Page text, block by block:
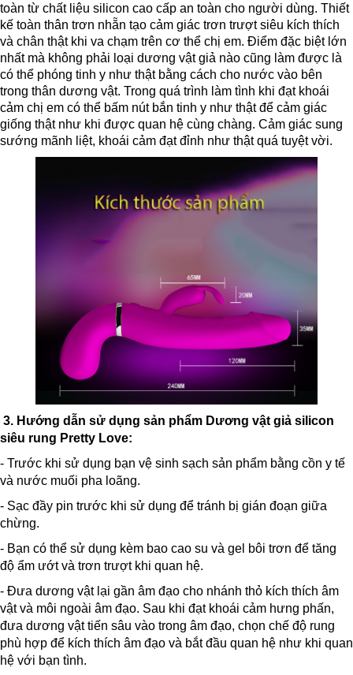
toàn từ chất liệu silicon cao cấp an toàn cho người dùng. Thiết
kế toàn thân trơn nhẵn tạo cảm giác trơn trượt siêu kích thích
và chân thật khi va chạm trên cơ thể chị em. Điểm đặc biệt lớn
nhất mà không phải loại dương vật giả nào cũng làm được là
có thể phóng tinh y như thật bằng cách cho nước vào bên
trong thân dương vật. Trong quá trình làm tình khi đạt khoái
cảm chị em có thể bấm nút bắn tinh y như thật để cảm giác
giống thật như khi được quan hệ cùng chàng. Cảm giác sung
sướng mãnh liệt, khoái cảm đạt đỉnh như thật quá tuyệt vời.
3. Hướng dẫn sử dụng sản phẩm Dương vật giả silicon
siêu rung Pretty Love:
- Trước khi sử dụng bạn vệ sinh sạch sản phẩm bằng cồn y tế
và nước muối pha loãng.
- Sạc đầy pin trước khi sử dụng để tránh bị gián đoạn giữa
chừng.
- Bạn có thể sử dụng kèm bao cao su và gel bôi trơn để tăng
độ ẩm ướt và trơn trượt khi quan hệ.
- Đưa dương vật lại gần âm đạo cho nhánh thỏ kích thích âm
vật và môi ngoài âm đạo. Sau khi đạt khoái cảm hưng phấn,
đưa dương vật tiến sâu vào trong âm đạo, chọn chế độ rung
phù hợp để kích thích âm đạo và bắt đầu quan hệ như khi quan
hệ với bạn tình.